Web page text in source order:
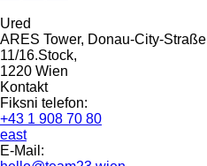
Ured
ARES Tower, Donau-City-Straße
11/16.Stock,
1220 Wien
Kontakt
Fiksni telefon:
+43 1 908 70 80
east
E-Mail: